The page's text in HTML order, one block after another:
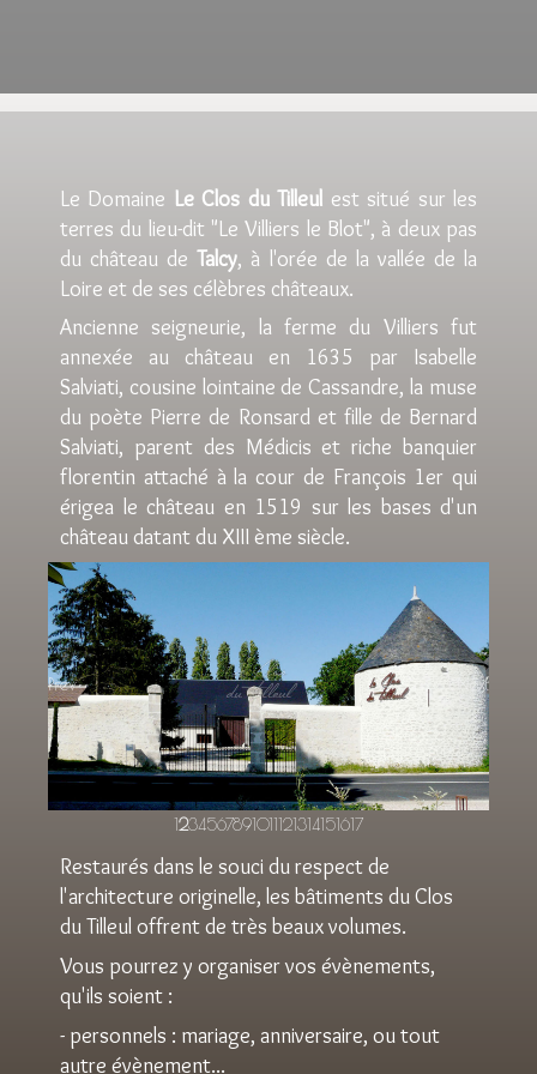
Le Domaine Le Clos du Tilleul est situé sur les
terres du lieu-dit "Le Villiers le Blot", à deux pas
du château deTalcy, à l'orée de la vallée de la
Loire et de ses célèbres châteaux.
Ancienne seigneurie, la ferme du Villiers fut
annexée au château en 1635 par Isabelle
Salviati, cousine lointaine de Cassandre, la muse
du poète Pierre de Ronsard et fille de Bernard
Salviati, parent des Médicis et riche banquier
florentin attaché à la cour de François 1er qui
érigea le château en 1519 sur les bases d'un
château datant du XIII ème siècle.
Prev Next
1234567891011121314151617
Restaurés dans le souci du respect de
l'architecture originelle, les bâtiments du Clos
du Tilleul offrent de très beaux volumes.
Vous pourrez y organiser vos évènements,
qu'ils soient :
- personnels : mariage, anniversaire, ou tout
autre évènement...